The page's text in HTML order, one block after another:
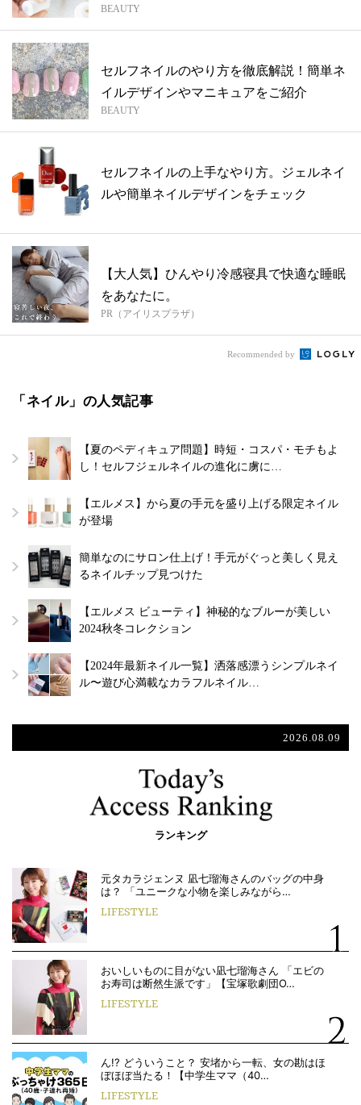
紹介
BEAUTY
セルフネイルのやり方を徹底解説！簡単ネ
イルデザインやマニキュアをご紹介
BEAUTY
セルフネイルの上手なやり方。ジェルネイ
ルや簡単ネイルデザインをチェック
【大人気】ひんやり冷感寝具で快適な睡眠
をあなたに。
PR（アイリスプラザ）
Recommended by
「ネイル」の人気記事
【夏のペディキュア問題】時短・コスパ・モチもよ
し！セルフジェルネイルの進化に虜に…
【エルメス】から夏の手元を盛り上げる限定ネイル
が登場
簡単なのにサロン仕上げ！手元がぐっと美しく見え
るネイルチップ見つけた
【エルメス ビューティ】神秘的なブルーが美しい
2024秋冬コレクション
【2024年最新ネイル一覧】洒落感漂うシンプルネイ
ル〜遊び心満載なカラフルネイル…
2026.08.09
ランキング
元タカラジェンヌ 凪七瑠海さんのバッグの中身
は？ 「ユニークな小物を楽しみながら…
LIFESTYLE
おいしいものに目がない凪七瑠海さん 「エビの
お寿司は断然生派です」【宝塚歌劇団O…
LIFESTYLE
ん!? どういうこと？ 安堵から一転、女の勘はほ
ぼほぼ当たる！【中学生ママ（40…
LIFESTYLE